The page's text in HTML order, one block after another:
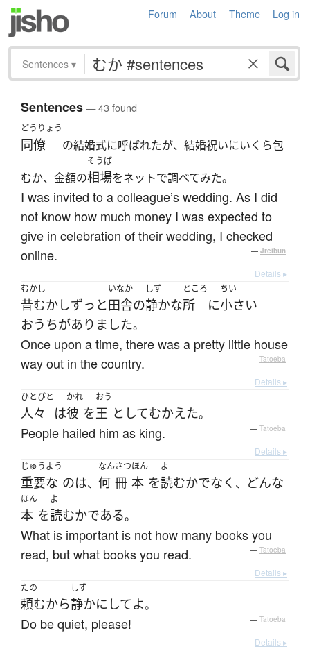
Forum About Theme Log in
Sentences ▾
Sentences— 43 found
どうりょう
同僚 の結婚式に呼ばれたが、結婚祝いにいくら包
むか、金額の
そうば
相場をネットで調べてみた。
I was invited to a colleague’s wedding. As I did
not know how much money I was expected to
give in celebration of their wedding, I checked
online.
— Jreibun
Details ▸
むかし
昔むかしずっと
いなか
田舎の
しず
静かな
ところ
所 に
ちい
小さい
おうちがありました。
Once upon a time, there was a pretty little house
way out in the country.
— Tatoeba
Details ▸
ひとびと
人々 は
かれ
彼 を
おう
王 としてむかえた。
People hailed him as king. — Tatoeba
Details ▸
じゅうよう
重要な のは、
なん
何
さつ
冊
ほん
本 を
よ
読むかでなく 、 どんな
ほん
本 を
よ
読むかである。
What is important is not how many books you
read, but what books you read.
— Tatoeba
Details ▸
たの
頼むから
しず
静かに してよ。
Do be quiet, please! — Tatoeba
Details ▸